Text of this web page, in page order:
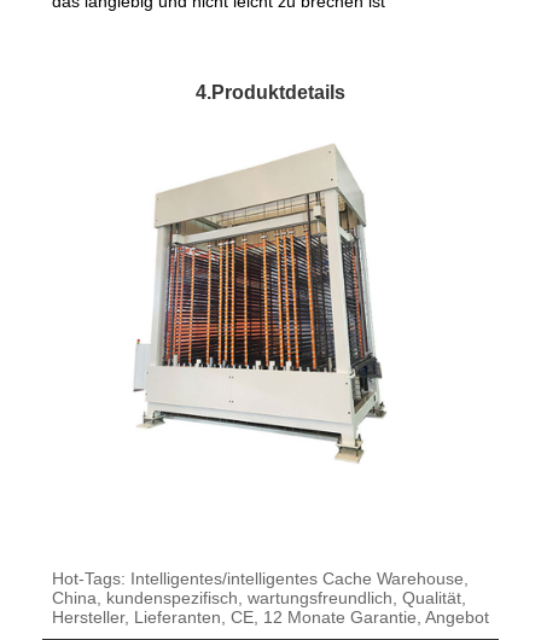
4.Produktdetails
Hot-Tags: Intelligentes/intelligentes Cache Warehouse,
China, kundenspezifisch, wartungsfreundlich, Qualität,
Hersteller, Lieferanten, CE, 12 Monate Garantie, Angebot